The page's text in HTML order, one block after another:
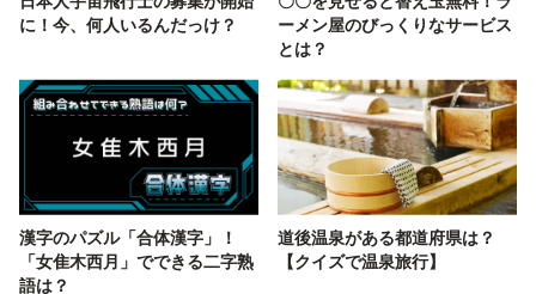
に！今、何人いるんだっけ？
ーメン屋のびっくりなサービス
とは？
漢字のパズル「合体漢字」！
「女隹木西月」でできる二字熟
語は？
道後温泉がある都道府県は？
【クイズで温泉旅行】